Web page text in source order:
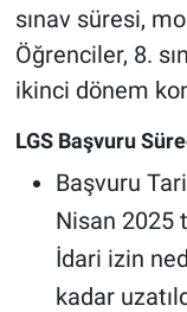
sınav süresi,
Öğrenciler, 8.
ikinci dönem
LGS Başvuru
Başvuru
Nisan 2025
İdari izin
kadar